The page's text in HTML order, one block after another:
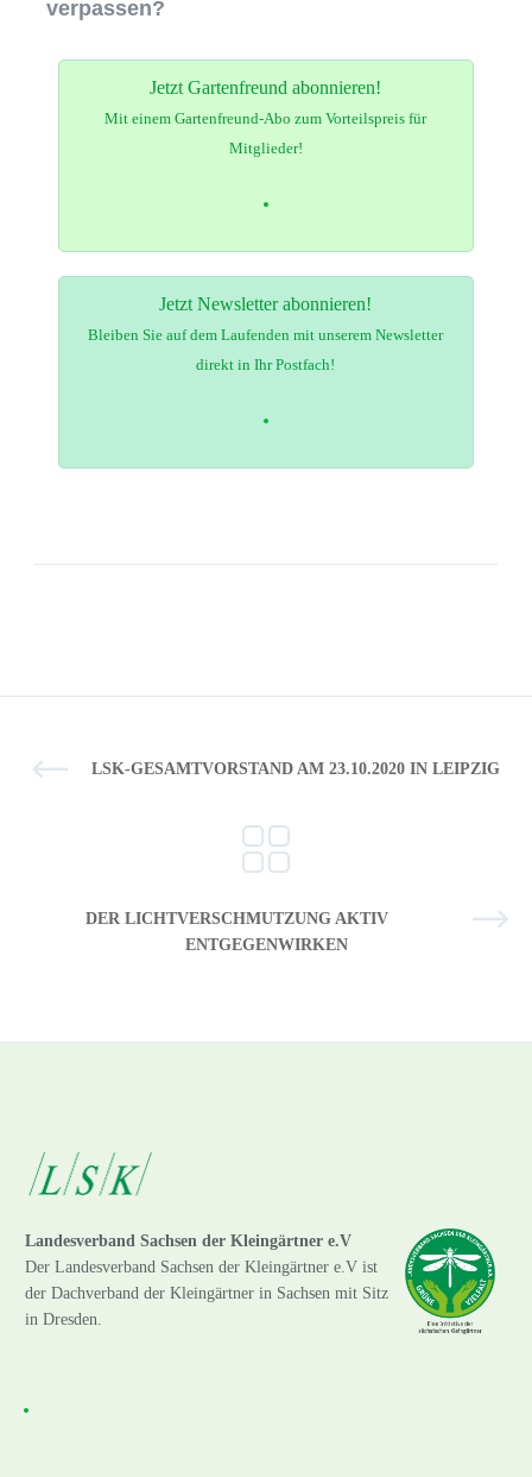
verpassen?
Jetzt Gartenfreund abonnieren!
Mit einem Gartenfreund-Abo zum Vorteilspreis für
Mitglieder!
Jetzt Newsletter abonnieren!
Bleiben Sie auf dem Laufenden mit unserem Newsletter
direkt in Ihr Postfach!
LSK-GESAMTVORSTAND AM 23.10.2020 IN LEIPZIG
DER LICHTVERSCHMUTZUNG AKTIV
ENTGEGENWIRKEN
Landesverband Sachsen der Kleingärtner e.V
Der Landesverband Sachsen der Kleingärtner e.V ist
der Dachverband der Kleingärtner in Sachsen mit Sitz
in Dresden.